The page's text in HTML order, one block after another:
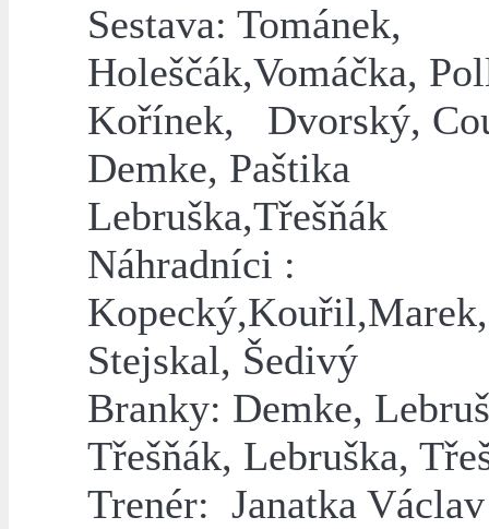
Sestava: Tománek,
Holeščák,Vomáčka,
Kořínek, Dvorský,
Demke, Paštika
Náhradníci :
Kopecký,Kouřil,Marek,
Stejskal, Šedivý
Branky: Demke,
Třešňák, Lebruška,
Trenér: Janatka Václav